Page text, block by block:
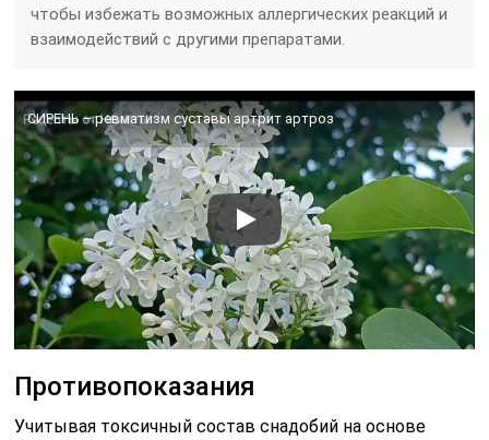
чтобы избежать возможных аллергических реакций и
взаимодействий с другими препаратами.
СИРЕНЬ – ревматизм суставы артрит артроз
Противопоказания
Учитывая токсичный состав снадобий на основе